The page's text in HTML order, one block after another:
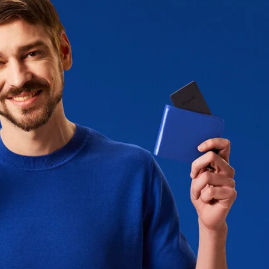
na dež (standard IPX5)
2 leti. Baterija ni zamenljiva
v
zamenjave
ali Mac priporočamo
leti boš namreč na svoj e-
CARD Spota. Svoj stari